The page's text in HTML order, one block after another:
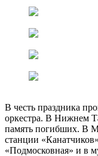
В честь праздника
оркестра. В Нижнем
память погибших. В
станции
«Подмосковная» и в